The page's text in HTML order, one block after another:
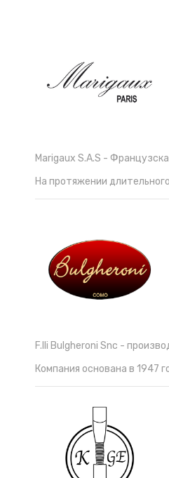
Marigaux S.A.S -
На протяжении
F.lli Bulgheroni Snc -
Компания основана в 1947